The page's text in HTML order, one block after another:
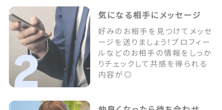
気になる相手にメッセージ
好みのお相手を見つけてメッセ
ージを送りましょう！プロフィー
ルなどのお相手の情報をしっか
りチェックして共感を得られる
内容が◎